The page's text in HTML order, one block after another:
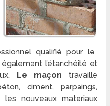
qualifié pour le
l’étanchéité et
Le maçon travaille
ciment, parpaings,
les nouveaux matériaux